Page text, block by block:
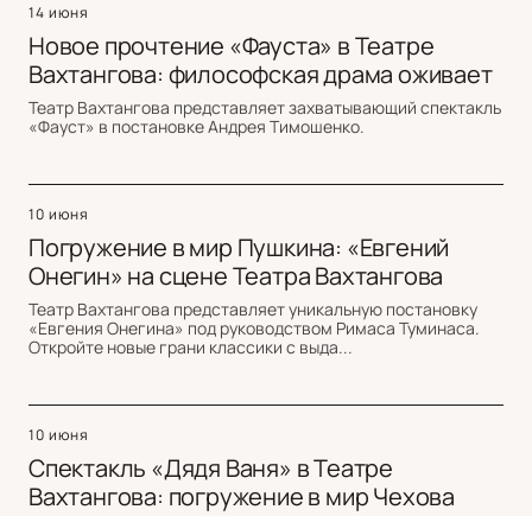
14 июня
Новое прочтение «Фауста» в Театре
Вахтангова: философская драма оживает
Театр Вахтангова представляет захватывающий спектакль
«Фауст» в постановке Андрея Тимошенко.
10 июня
Погружение в мир Пушкина: «Евгений
Онегин» на сцене Театра Вахтангова
Театр Вахтангова представляет уникальную постановку
«Евгения Онегина» под руководством Римаса Туминаса.
Откройте новые грани классики с выда...
10 июня
Спектакль «Дядя Ваня» в Театре
Вахтангова: погружение в мир Чехова